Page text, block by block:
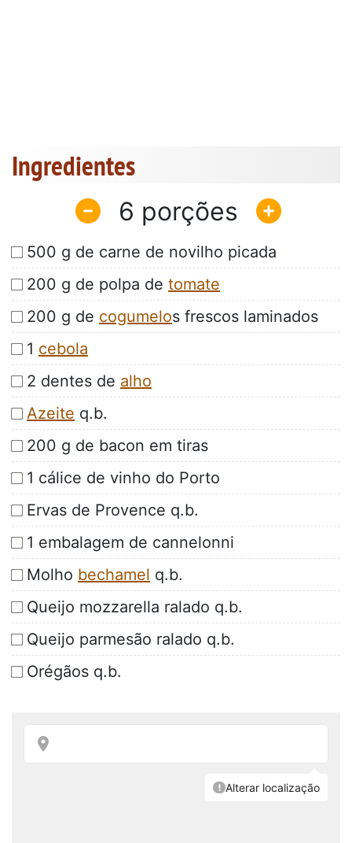
Ingredientes
6
500 g de carne de novilho picada
200 g de polpa de tomate
200 g de cogumelos frescos laminados
1 cebola
2 dentes de alho
Azeite q.b.
200 g de bacon em tiras
1 cálice de vinho do Porto
Ervas de Provence q.b.
1 embalagem de cannelonni
Molho bechamel q.b.
Queijo mozzarella ralado q.b.
Queijo parmesão ralado q.b.
Orégãos q.b.